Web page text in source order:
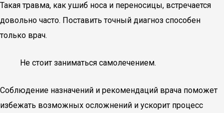
Такая травма, как ушиб носа и переносицы, встречается
довольно часто. Поставить точный диагноз способен
только врач.
Не стоит заниматься самолечением.
Соблюдение назначений и рекомендаций врача поможет
избежать возможных осложнений и ускорит процесс